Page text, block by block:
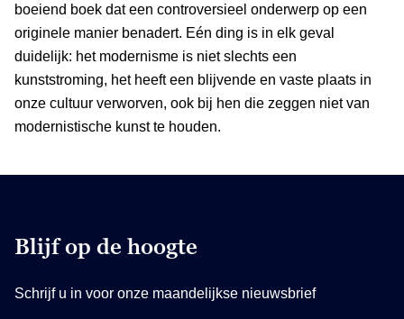
boeiend boek dat een controversieel onderwerp op een
originele manier benadert. Eén ding is in elk geval
duidelijk: het modernisme is niet slechts een
kunststroming, het heeft een blijvende en vaste plaats in
onze cultuur verworven, ook bij hen die zeggen niet van
modernistische kunst te houden.
Blijf op de hoogte
Schrijf u in voor onze maandelijkse nieuwsbrief